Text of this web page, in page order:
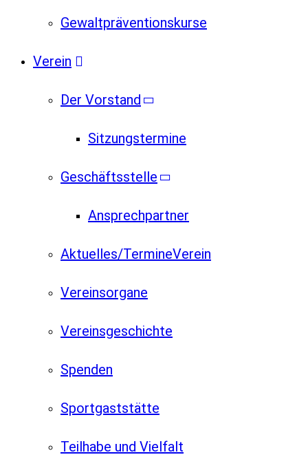
Gewaltpräventionskurse
Verein
Der Vorstand
Sitzungstermine
Geschäftsstelle
Ansprechpartner
Aktuelles/TermineVerein
Vereinsorgane
Vereinsgeschichte
Spenden
Sportgaststätte
Teilhabe und Vielfalt